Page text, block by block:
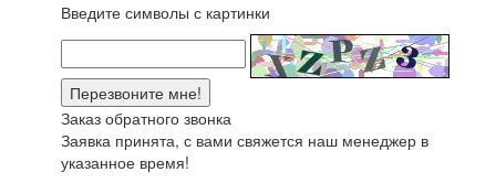
Введите символы с картинки
Заказ обратного звонка
Заявка принята, с вами свяжется наш менеджер в
указанное время!